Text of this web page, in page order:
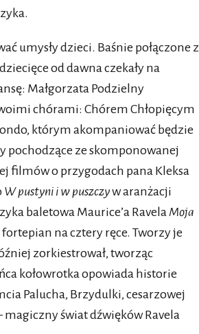
umysły dzieci. Baśnie połączone z
od dawna czekały na
Małgorzata Podzielny
chórami: Chórem Chłopięcym
którym akompaniować będzie
pochodzące ze skomponowanej
filmów o przygodach pana Kleksa
W pustyni i w puszczyw aranżacji
baletowa Maurice’a RavelaMoja
na cztery ręce. Tworzy je
zorkiestrował, tworząc
kołowrotka opowiada historie
Palucha, Brzydulki, cesarzowej
magiczny świat dźwięków Ravela